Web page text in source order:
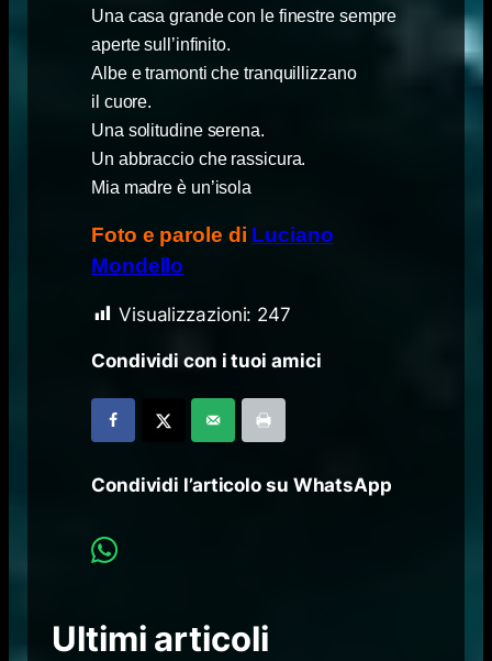
Una casa grande con le finestre sempre
aperte sull’infinito.
Albe e tramonti che tranquillizzano
il cuore.
Una solitudine serena.
Un abbraccio che rassicura.
Mia madre è un’isola
Foto e parole di Luciano
Mondello
Visualizzazioni: 247
Condividi con i tuoi amici
Condividi l’articolo su WhatsApp
Ultimi articoli